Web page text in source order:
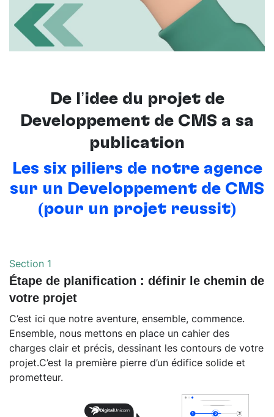
De l’idée du projet de
Développement de CMS à sa
publication
Les six piliers de notre agence
sur un Développement de CMS
(pour un projet réussit)
Section 1
Étape de planification : définir le chemin de
votre projet
C’est ici que notre aventure, ensemble, commence.
Ensemble, nous mettons en place un cahier des
charges clair et précis, dessinant les contours de votre
projet.C’est la première pierre d’un édifice solide et
prometteur.